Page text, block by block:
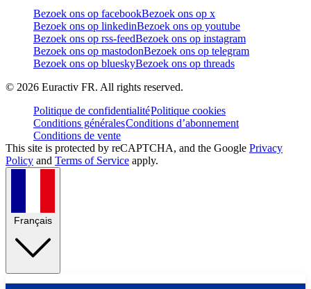
Bezoek ons op facebookBezoek ons op x
Bezoek ons op linkedinBezoek ons op youtube
Bezoek ons op rss-feedBezoek ons op instagram
Bezoek ons op mastodonBezoek ons op telegram
Bezoek ons op blueskyBezoek ons op threads
© 2026 Euractiv FR. All rights reserved.
Politique de confidentialitéPolitique cookies
Conditions généralesConditions d’abonnement
Conditions de vente
This site is protected by reCAPTCHA, and the Google Privacy
Policy and Terms of Service apply.
Français